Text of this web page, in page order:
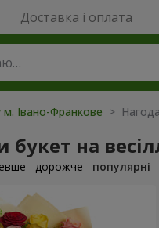
Доставка і оплата
м. Івано-Франкове >
на
дорожче популярні